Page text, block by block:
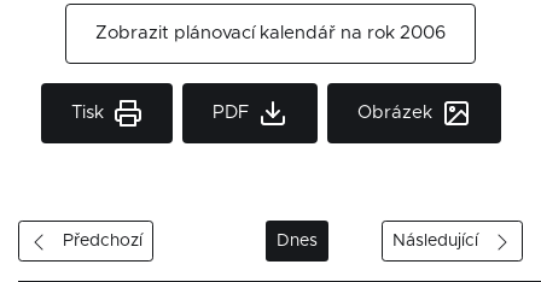
Zobrazit plánovací kalendář na rok 2006
Tisk PDF Obrázek
Předchozí Dnes Následující